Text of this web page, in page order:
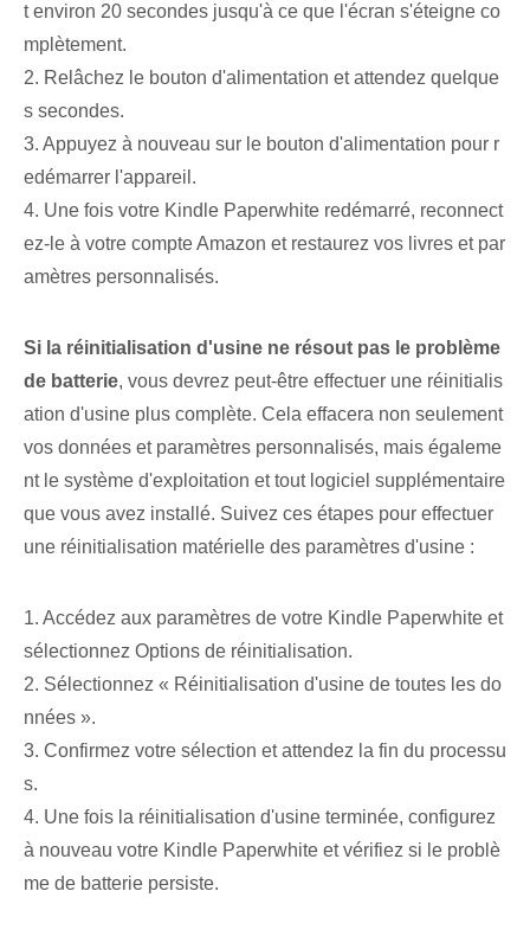
t environ 20 secondes‌ jusqu'à ce que l'écran s'éteigne co
mplètement.
2. Relâchez le bouton d'alimentation et attendez quelque
s secondes.
3. Appuyez à nouveau sur le bouton d'alimentation pour r
edémarrer l'appareil.
4. Une fois votre Kindle Paperwhite redémarré, reconnect
ez-le à votre compte Amazon et restaurez vos livres et par
amètres personnalisés.
Si la réinitialisation d'usine⁢ ne résout pas ⁢le problème
de batterie, vous devrez peut-être effectuer une réinitialis
ation d'usine plus complète. Cela effacera non seulement
vos données et paramètres personnalisés, mais égaleme
nt le système d'exploitation et tout logiciel supplémentaire
que vous avez installé. Suivez ces étapes pour ⁤effectuer⁤
une réinitialisation matérielle des paramètres d'usine :
1. Accédez aux paramètres de votre Kindle Paperwhite et
sélectionnez Options de réinitialisation.
2. Sélectionnez « Réinitialisation d'usine de toutes les do
nnées ».
3. Confirmez votre sélection et attendez la fin du processu
s.
4. Une fois la réinitialisation d'usine terminée, configurez
à nouveau votre Kindle Paperwhite et vérifiez si le problè
me de batterie persiste.